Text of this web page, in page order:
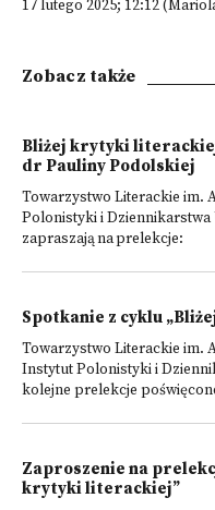
17 lutego 2025; 12:12
Zobacz także
Bliżej krytyki literackiej
dr Pauliny Podolskiej
Towarzystwo Literackie im.
Polonistyki i
zapraszają na prelekcje:
Spotkanie z cyklu
Towarzystwo Literackie im.
Instytut Polonistyki i
kolejne prelekcje
Zaproszenie na
krytyki literackiej”